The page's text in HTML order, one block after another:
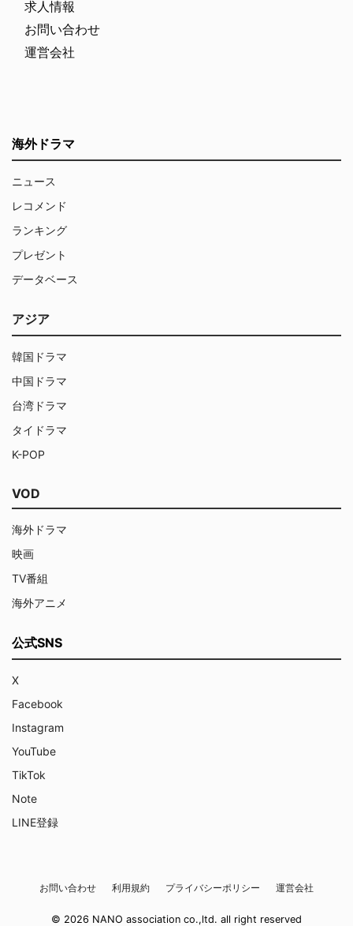
求人情報
お問い合わせ
運営会社
海外ドラマ
ニュース
レコメンド
ランキング
プレゼント
データベース
アジア
韓国ドラマ
中国ドラマ
台湾ドラマ
タイドラマ
K-POP
VOD
海外ドラマ
映画
TV番組
海外アニメ
公式SNS
X
Facebook
Instagram
YouTube
TikTok
Note
LINE登録
お問い合わせ 利用規約 プライバシーポリシー 運営会社
© 2026 NANO association co.,ltd. all right reserved